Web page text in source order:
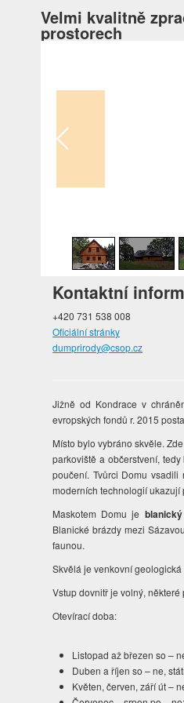
Velmi kvalitně
prostorech
Kontaktní
+420 731 538 008
Oficiální stránky
dumprirody@csop.cz
Jižně od Kondrace v
evropských fondů r. 2015
Místo bylo vybráno skvěle.
parkoviště a občerstvení,
poučení. Tvůrci Domu
moderních technologií
Maskotem Domu je
Blanické brázdy mezi
faunou.
Skvělá je venkovní
Vstup dovnitř je volný,
Otevírací doba:
Listopad až březen so –
Duben a říjen so – ne,
Květen, červen, září út –